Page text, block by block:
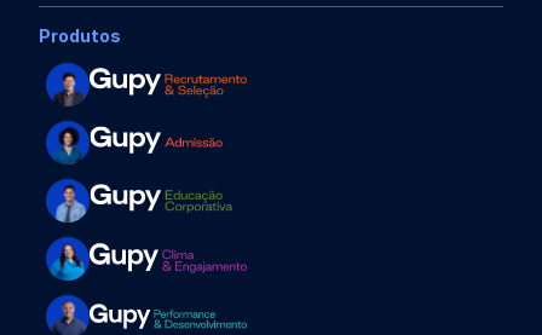
Produtos